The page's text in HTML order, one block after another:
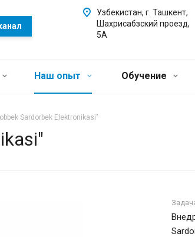
Узбекистан, г. Ташкент,
Шахрисабзский проезд,
5А
Наш опыт Обучение
Sardorbek Elektronikasi"